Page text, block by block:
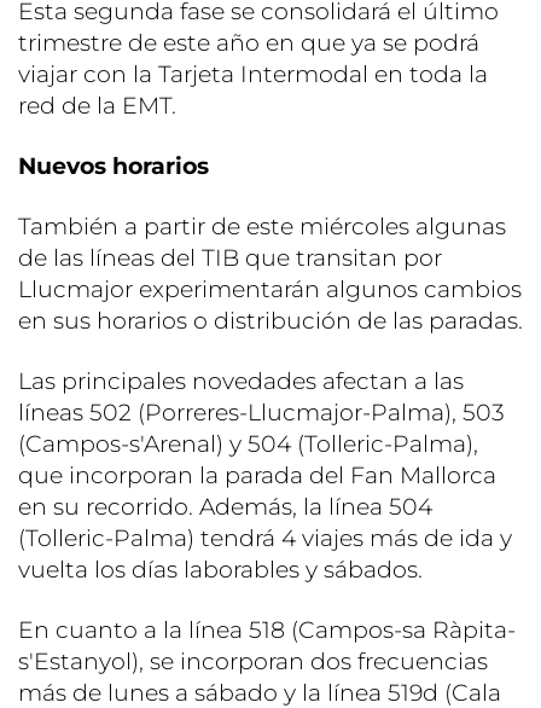
Esta segunda fase se consolidará el último
trimestre de este año en que ya se podrá
viajar con la Tarjeta Intermodal en toda la
red de la EMT.
Nuevos horarios
También a partir de este miércoles algunas
de las líneas del TIB que transitan por
Llucmajor experimentarán algunos cambios
en sus horarios o distribución de las paradas.
Las principales novedades afectan a las
líneas 502 (Porreres-Llucmajor-Palma), 503
(Campos-s'Arenal) y 504 (Tolleric-Palma),
que incorporan la parada del Fan Mallorca
en su recorrido. Además, la línea 504
(Tolleric-Palma) tendrá 4 viajes más de ida y
vuelta los días laborables y sábados.
En cuanto a la línea 518 (Campos-sa Ràpita-
s'Estanyol), se incorporan dos frecuencias
más de lunes a sábado y la línea 519d (Cala